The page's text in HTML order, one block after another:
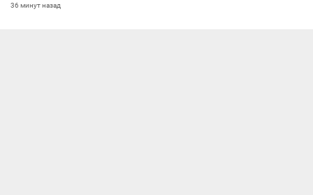
36 минут назад